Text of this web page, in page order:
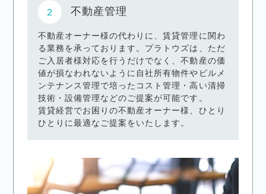
不動産管理
不動産オーナー様の代わりに、賃貸管理に関わ
る業務を承っております。プラトウズは、ただ
ご入居者様対応を行うだけでなく、不動産の価
値が損なわれないように自社所有物件やビルメ
ンテナンス管理で培ったコスト管理・高い清掃
技術・設備管理などのご提案が可能です。
賃貸経営でお困りの不動産オーナー様、ひとり
ひとりに最適なご提案をいたします。